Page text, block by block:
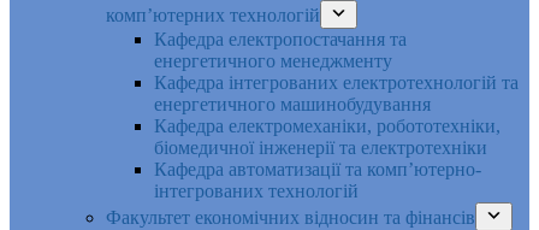
комп’ютерних технологій
Кафедра електропостачання та
енергетичного менеджменту
Кафедра інтегрованих електротехнологій та
енергетичного машинобудування
Кафедра електромеханіки, робототехніки,
біомедичної інженерії та електротехніки
Кафедра автоматизації та комп’ютерно-
інтегрованих технологій
Факультет економічних відносин та фінансів